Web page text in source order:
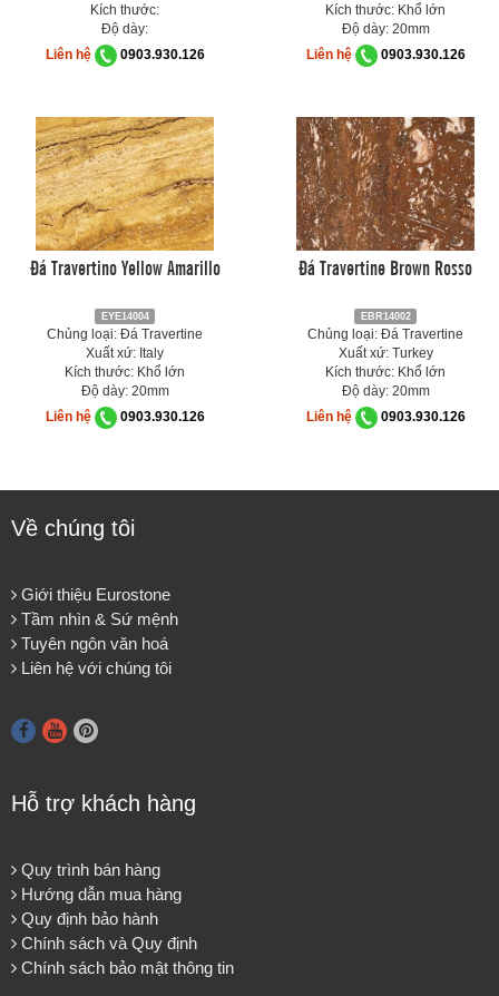
Kích thước:
Độ dày:
Liên hệ
0903.930.126
Kích thước: Khổ lớn
Độ dày: 20mm
Liên hệ
0903.930.126
Đá Travertino Yellow Amarillo
EYE14004
Chủng loại: Đá Travertine
Xuất xứ: Italy
Kích thước: Khổ lớn
Độ dày: 20mm
Liên hệ
0903.930.126
Đá Travertine Brown Rosso
EBR14002
Chủng loại: Đá Travertine
Xuất xứ: Turkey
Kích thước: Khổ lớn
Độ dày: 20mm
Liên hệ
0903.930.126
Về chúng tôi
Giới thiệu Eurostone
Tầm nhìn & Sứ mệnh
Tuyên ngôn văn hoá
Liên hệ với chúng tôi
Hỗ trợ khách hàng
Quy trình bán hàng
Hướng dẫn mua hàng
Quy định bảo hành
Chính sách và Quy định
Chính sách bảo mật thông tin